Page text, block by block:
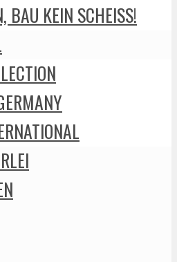
BAU KEIN SCHEISS!